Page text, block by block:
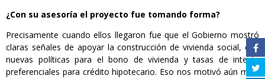
¿Con su asesoría el proyecto fue tomando forma?
Precisamente cuando ellos llegaron fue que el Gobierno mostró
claras señales de apoyar la construcción de vivienda social, con
nuevas políticas para el bono de vivienda y tasas de interés
preferenciales para crédito hipotecario. Eso nos motivó aún más.